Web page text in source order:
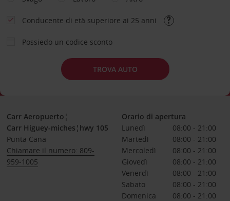
Conducente di età superiore ai 25 anni
Possiedo un codice sconto
TROVA AUTO
Carr Aeropuerto¦
Carr Higuey-miches¦hwy 105
Punta Cana
Chiamare il numero: 809-
959-1005
Orario di apertura
Lunedì
08:00 - 21:00
Martedì
08:00 - 21:00
Mercoledì
08:00 - 21:00
Giovedì
08:00 - 21:00
Venerdì
08:00 - 21:00
Sabato
08:00 - 21:00
Domenica
08:00 - 21:00